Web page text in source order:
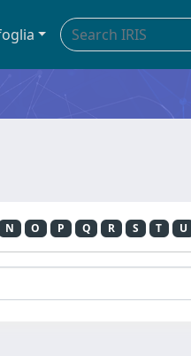
N O P Q R S T U